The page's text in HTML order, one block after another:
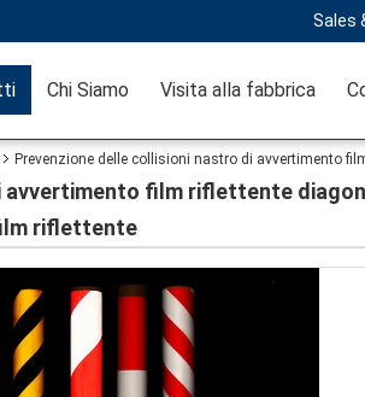
Sales
Chi Siamo Visita alla fabbrica
Prevenzione delle collisioni nastro di avvertimento
avvertimento film riflettente
riflettente